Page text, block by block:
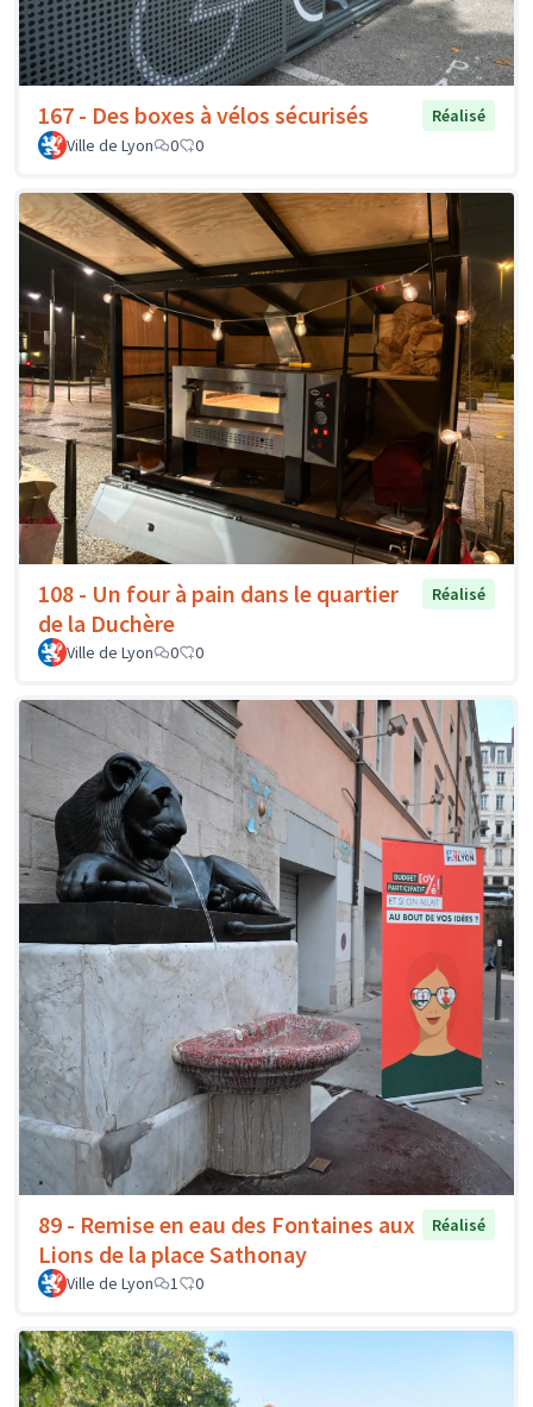
167 - Des boxes à vélos sécurisés
Réalisé
Ville de Lyon
0 0
108 - Un four à pain dans le quartier
de la Duchère
Réalisé
Ville de Lyon 0 0
89 - Remise en eau des Fontaines aux
Lions de la place Sathonay
Réalisé
Ville de Lyon 1 0